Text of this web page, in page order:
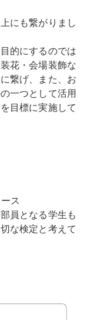
にも繋がりまし
的にするのでは
花・会場装飾な
繋げ、また、お
一つとして活用
目標に実施して
ス
員となる学生も
な検定と考えて